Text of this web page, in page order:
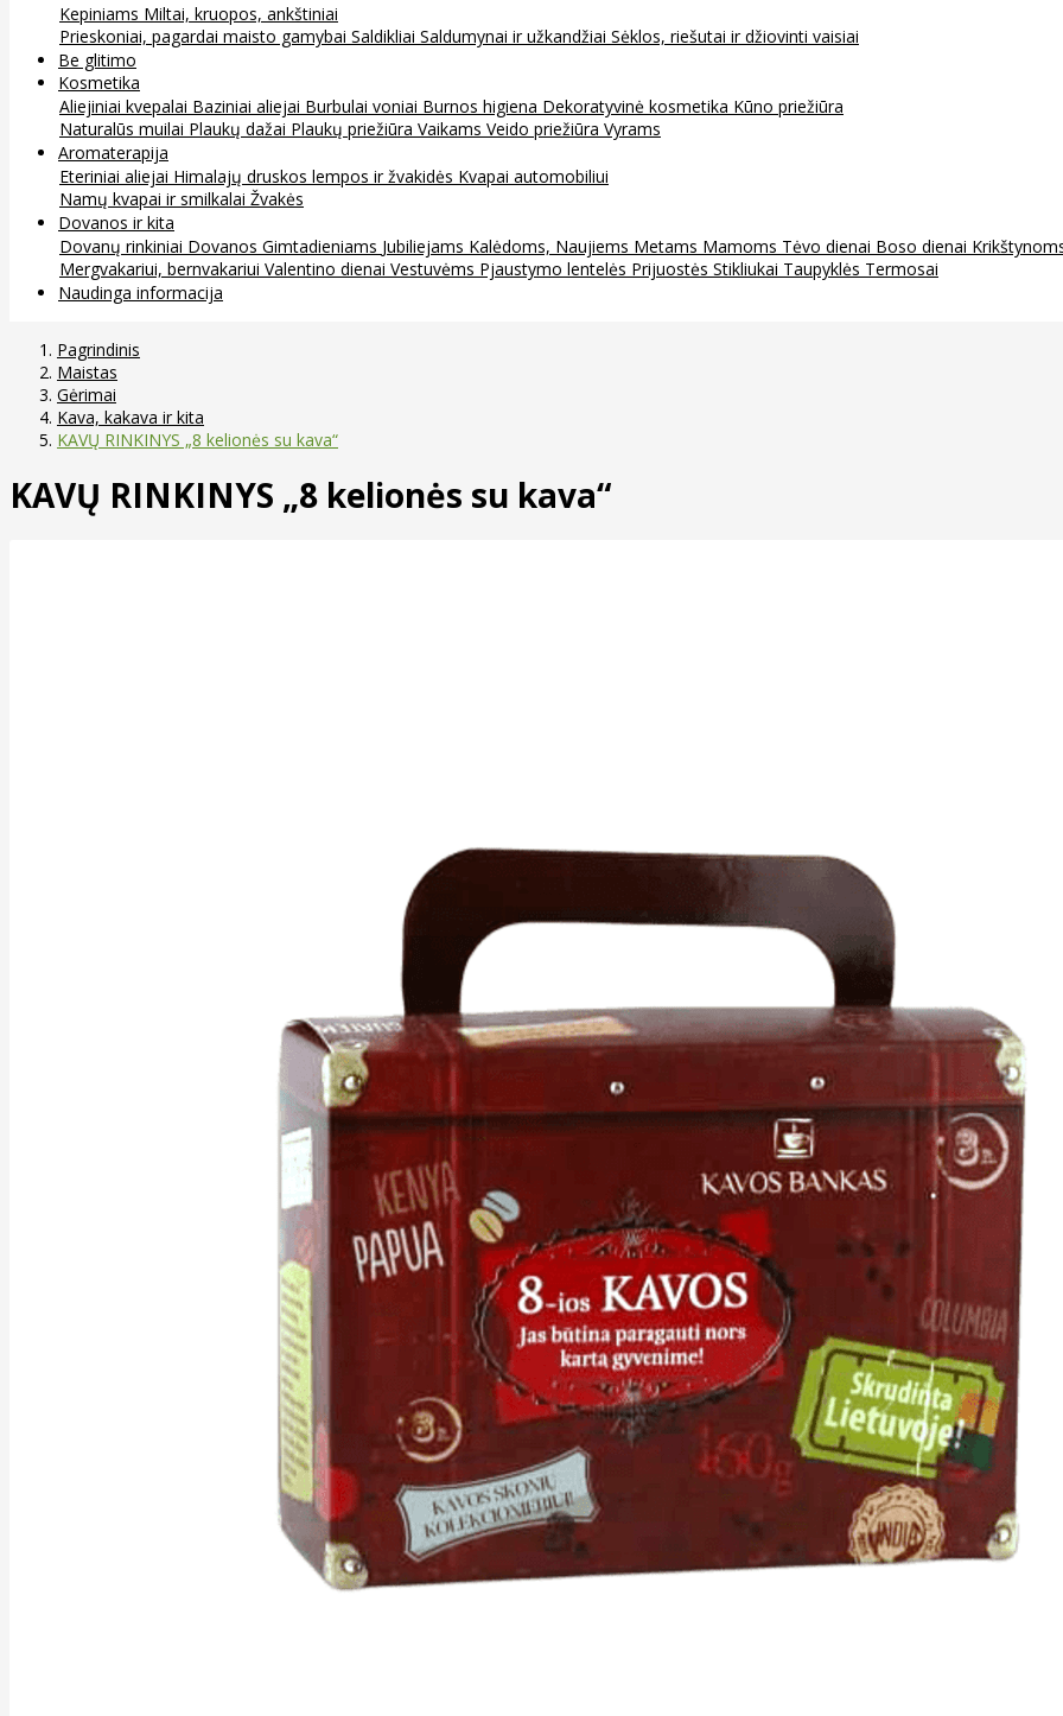
Kepiniams Miltai, kruopos, ankštiniai
Prieskoniai, pagardai maisto gamybai Saldikliai Saldumynai ir užkandžiai Sėklos, riešutai ir džiovinti vaisiai
Be glitimo
Kosmetika
Aliejiniai kvepalai Baziniai aliejai Burbulai voniai Burnos higiena Dekoratyvinė kosmetika Kūno priežiūra
Naturalūs muilai Plaukų dažai Plaukų priežiūra Vaikams Veido priežiūra Vyrams
Aromaterapija
Eteriniai aliejai Himalajų druskos lempos ir žvakidės Kvapai automobiliui
Namų kvapai ir smilkalai Žvakės
Dovanos ir kita
Dovanų rinkiniai Dovanos Gimtadieniams Jubiliejams Kalėdoms, Naujiems Metams Mamoms Tėvo dienai Boso dienai
Mergvakariui, bernvakariui Valentino dienai Vestuvėms Pjaustymo lentelės Prijuostės Stikliukai Taupyklės Termosai
Naudinga informacija
Pagrindinis
Maistas
Gėrimai
Kava, kakava ir kita
KAVŲ RINKINYS „8 kelionės su kava“
KAVŲ RINKINYS „8 kelionės su kava“